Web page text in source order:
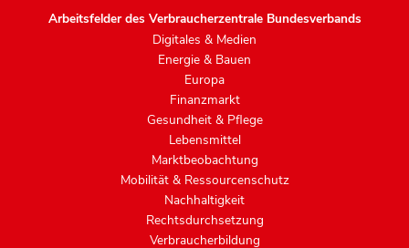
Arbeitsfelder des Verbraucherzentrale Bundesverbands
Digitales & Medien
Energie & Bauen
Europa
Finanzmarkt
Gesundheit & Pflege
Lebensmittel
Marktbeobachtung
Mobilität & Ressourcenschutz
Nachhaltigkeit
Rechtsdurchsetzung
Verbraucherbildung